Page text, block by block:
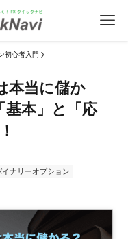
初心者入門
本当に儲か
基本」と「応
イナリーオプション